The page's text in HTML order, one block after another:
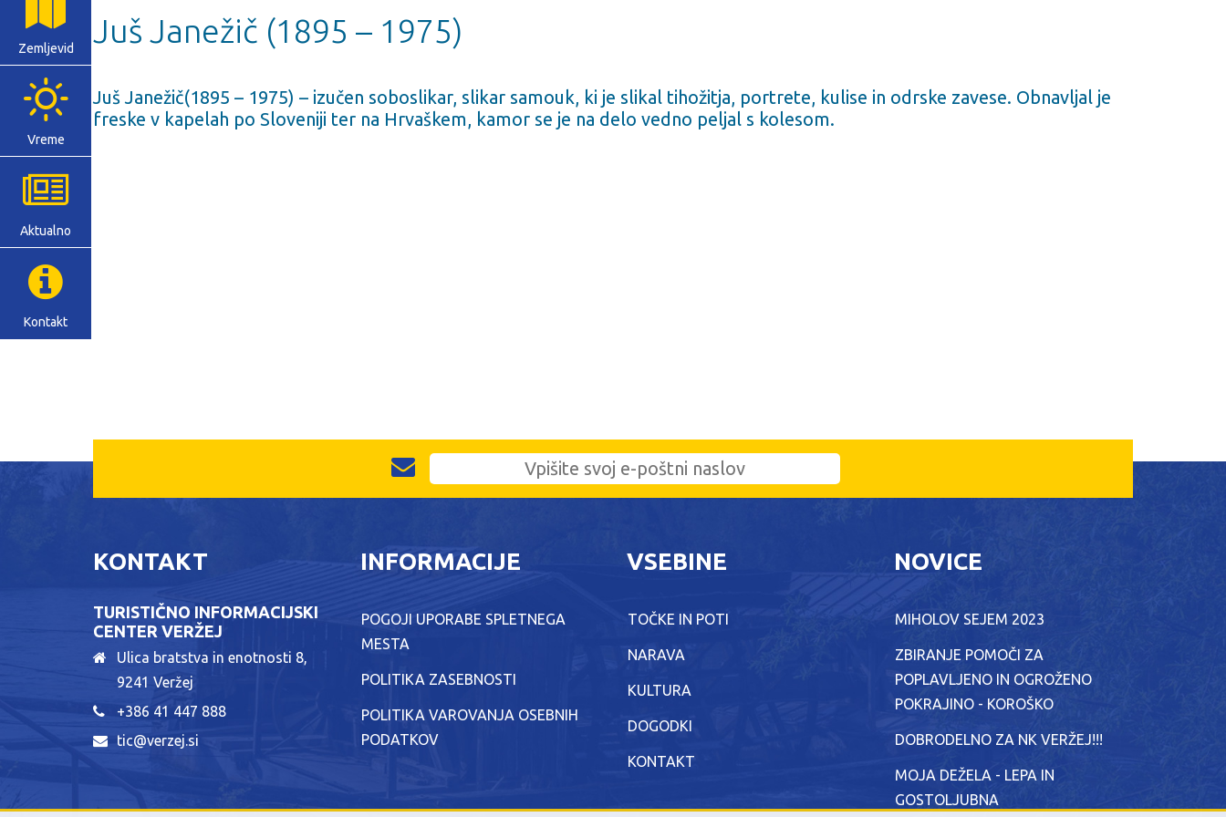
Zemljevid
Vreme
Aktualno
Kontakt
Juš Janežič (1895 – 1975)
Juš Janežič(1895 – 1975) – izučen soboslikar, slikar samouk, ki je slikal tihožitja, portrete, kulise in odrske zavese. Obnavljal je
freske v kapelah po Sloveniji ter na Hrvaškem, kamor se je na delo vedno peljal s kolesom.
KONTAKT
TURISTIČNO INFORMACIJSKI
CENTER VERŽEJ
Ulica bratstva in enotnosti 8,
9241 Veržej
+386 41 447 888
tic@verzej.si
INFORMACIJE
POGOJI UPORABE SPLETNEGA
MESTA
POLITIKA ZASEBNOSTI
POLITIKA VAROVANJA OSEBNIH
PODATKOV
VSEBINE
TOČKE IN POTI
NARAVA
KULTURA
DOGODKI
KONTAKT
NOVICE
MIHOLOV SEJEM 2023
ZBIRANJE POMOČI ZA
POPLAVLJENO IN OGROŽENO
POKRAJINO - KOROŠKO
DOBRODELNO ZA NK VERŽEJ!!!
MOJA DEŽELA - LEPA IN
GOSTOLJUBNA